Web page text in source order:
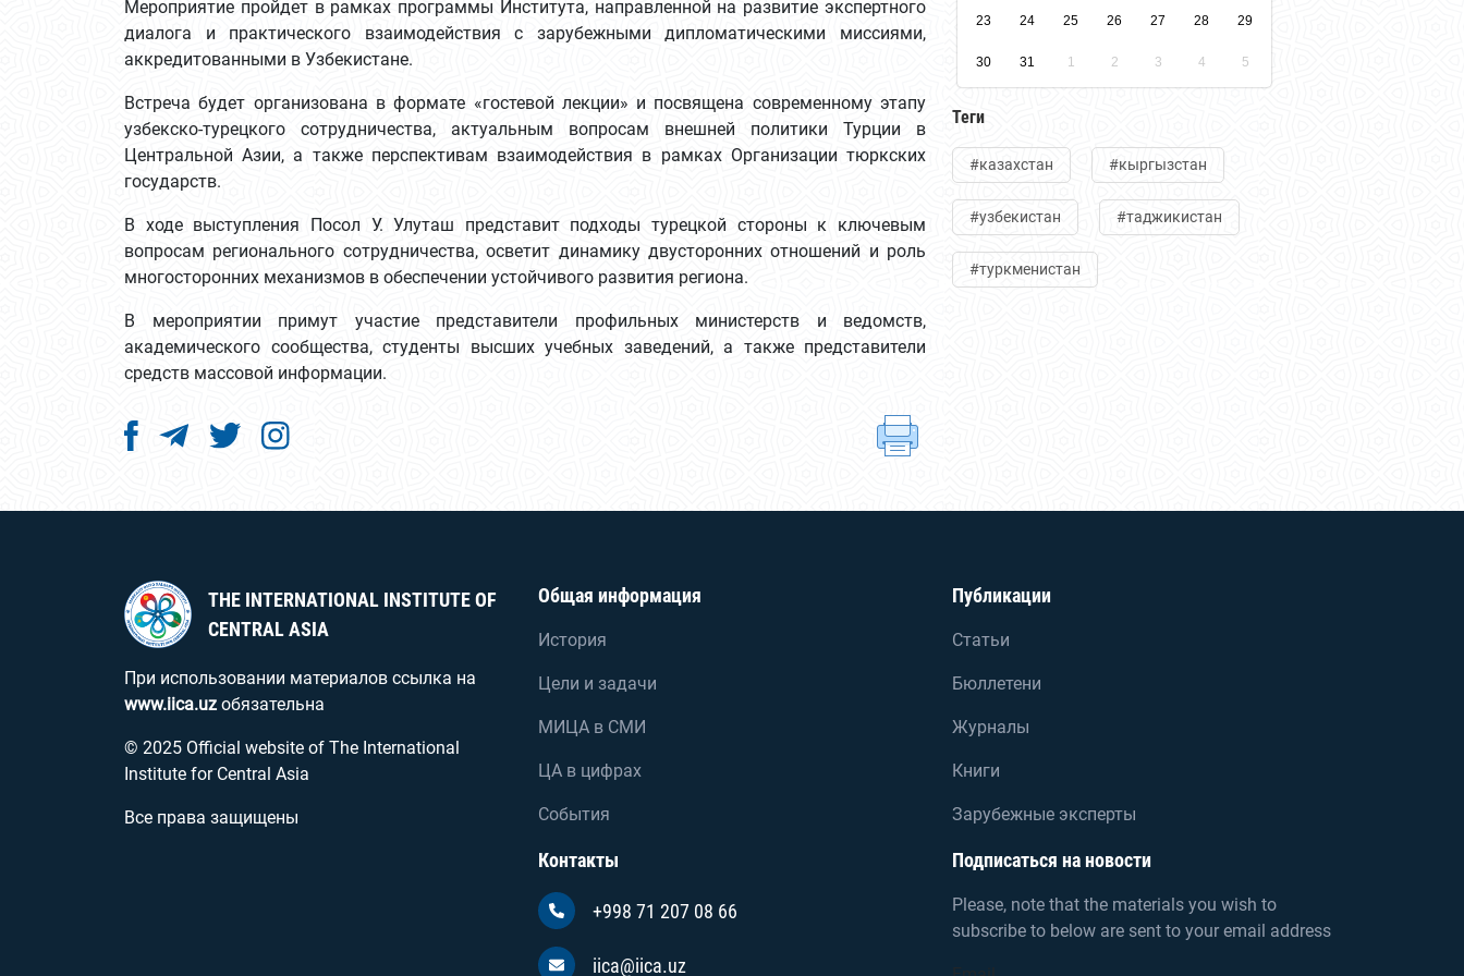
Мероприятие пройдет в рамках программы Института, направленной на развитие экспертного
диалога и практического взаимодействия с зарубежными дипломатическими миссиями,
аккредитованными в Узбекистане.
Встреча будет организована в формате «гостевой лекции» и посвящена современному этапу
узбекско-турецкого сотрудничества, актуальным вопросам внешней политики Турции в
Центральной Азии, а также перспективам взаимодействия в рамках Организации тюркских
государств.
В ходе выступления Посол У. Улуташ представит подходы турецкой стороны к ключевым
вопросам регионального сотрудничества, осветит динамику двусторонних отношений и роль
многосторонних механизмов в обеспечении устойчивого развития региона.
В мероприятии примут участие представители профильных министерств и ведомств,
академического сообщества, студенты высших учебных заведений, а также представители
средств массовой информации.
23 24 25 26 27 28 29
30 31 1 2 3 4 5
Теги
#казахстан #кыргызстан
#узбекистан #таджикистан
#туркменистан
THE INTERNATIONAL INSTITUTE OF
CENTRAL ASIA
При использовании материалов ссылка на
www.iica.uz обязательна
© 2025 Official website of The International
Institute for Central Asia
Все права защищены
Общая информация
История
Цели и задачи
МИЦА в СМИ
ЦА в цифрах
События
Публикации
Статьи
Бюллетени
Журналы
Книги
Зарубежные эксперты
Контакты
+998 71 207 08 66
iica@iica.uz
Подписаться на новости
Please, note that the materials you wish to
subscribe to below are sent to your email address